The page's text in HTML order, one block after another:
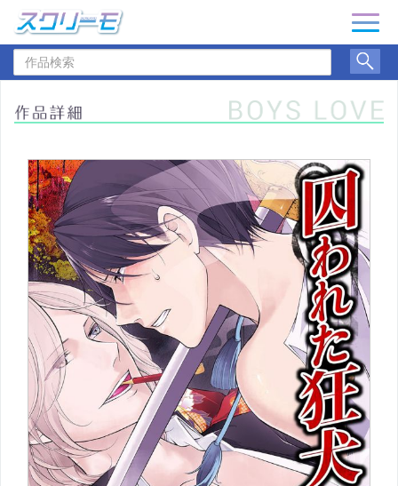
品
ナ
ゲ
ー
ョ
ン